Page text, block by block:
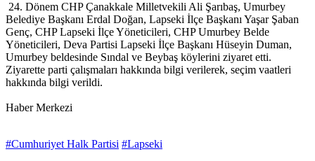
24. Dönem CHP Çanakkale Milletvekili Ali Şarıbaş, Umurbey
Belediye Başkanı Erdal Doğan, Lapseki İlçe Başkanı Yaşar Şaban
Genç, CHP Lapseki İlçe Yöneticileri, CHP Umurbey Belde
Yöneticileri, Deva Partisi Lapseki İlçe Başkanı Hüseyin Duman,
Umurbey beldesinde Sındal ve Beybaş köylerini ziyaret etti.
Ziyarette parti çalışmaları hakkında bilgi verilerek, seçim vaatleri
hakkında bilgi verildi.
Haber Merkezi
#Cumhuriyet Halk Partisi #Lapseki